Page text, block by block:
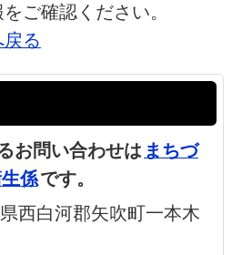
ご確認ください。
る
お問い合わせは まちづ
係です。
西白河郡矢吹町一本木